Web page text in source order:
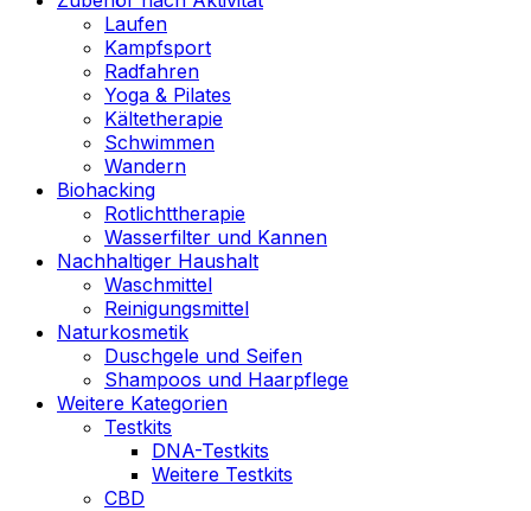
Laufen
Kampfsport
Radfahren
Yoga & Pilates
Kältetherapie
Schwimmen
Wandern
Biohacking
Rotlichttherapie
Wasserfilter und Kannen
Nachhaltiger Haushalt
Waschmittel
Reinigungsmittel
Naturkosmetik
Duschgele und Seifen
Shampoos und Haarpflege
Weitere Kategorien
Testkits
DNA-Testkits
Weitere Testkits
CBD